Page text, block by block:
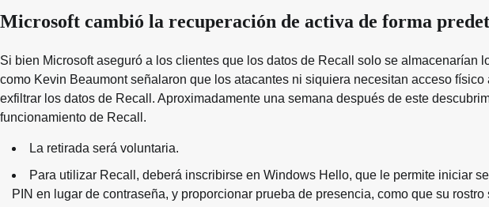
Microsoft cambió la recuperación de activa de forma
Si bien Microsoft aseguró a los clientes que los datos de Recall solo se almacenarían
como Kevin Beaumont señalaron que los atacantes ni siquiera necesitan acceso
exfiltrar los datos de Recall. Aproximadamente una semana después de este
funcionamiento de Recall.
La retirada será voluntaria.
Para utilizar Recall, deberá inscribirse en Windows Hello, que le permite iniciar
PIN en lugar de contraseña, y proporcionar prueba de presencia, como que su